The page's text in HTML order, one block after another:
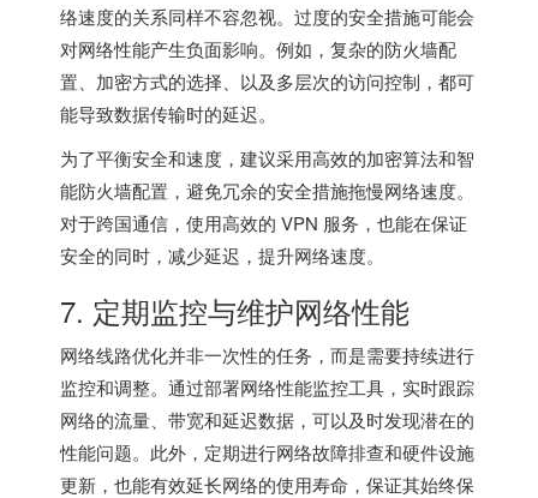
络速度的关系同样不容忽视。过度的安全措施可能会
对网络性能产生负面影响。例如，复杂的防火墙配
置、加密方式的选择、以及多层次的访问控制，都可
能导致数据传输时的延迟。
为了平衡安全和速度，建议采用高效的加密算法和智
能防火墙配置，避免冗余的安全措施拖慢网络速度。
对于跨国通信，使用高效的 VPN 服务，也能在保证
安全的同时，减少延迟，提升网络速度。
7. 定期监控与维护网络性能
网络线路优化并非一次性的任务，而是需要持续进行
监控和调整。通过部署网络性能监控工具，实时跟踪
网络的流量、带宽和延迟数据，可以及时发现潜在的
性能问题。此外，定期进行网络故障排查和硬件设施
更新，也能有效延长网络的使用寿命，保证其始终保